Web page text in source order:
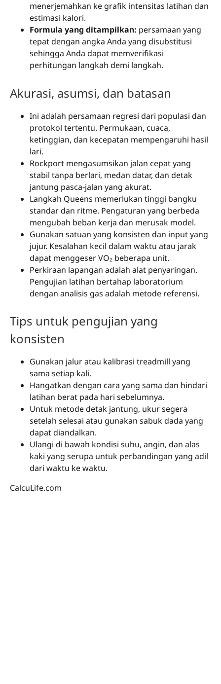
menerjemahkan ke grafik intensitas latihan dan
estimasi kalori.
Formula yang ditampilkan: persamaan yang
tepat dengan angka Anda yang disubstitusi
sehingga Anda dapat memverifikasi
perhitungan langkah demi langkah.
Akurasi, asumsi, dan batasan
Ini adalah persamaan regresi dari populasi dan
protokol tertentu. Permukaan, cuaca,
ketinggian, dan kecepatan mempengaruhi hasil
lari.
Rockport mengasumsikan jalan cepat yang
stabil tanpa berlari, medan datar, dan detak
jantung pasca-jalan yang akurat.
Langkah Queens memerlukan tinggi bangku
standar dan ritme. Pengaturan yang berbeda
mengubah beban kerja dan merusak model.
Gunakan satuan yang konsisten dan input yang
jujur. Kesalahan kecil dalam waktu atau jarak
dapat menggeser VO₂ beberapa unit.
Perkiraan lapangan adalah alat penyaringan.
Pengujian latihan bertahap laboratorium
dengan analisis gas adalah metode referensi.
Tips untuk pengujian yang
konsisten
Gunakan jalur atau kalibrasi treadmill yang
sama setiap kali.
Hangatkan dengan cara yang sama dan hindari
latihan berat pada hari sebelumnya.
Untuk metode detak jantung, ukur segera
setelah selesai atau gunakan sabuk dada yang
dapat diandalkan.
Ulangi di bawah kondisi suhu, angin, dan alas
kaki yang serupa untuk perbandingan yang adil
dari waktu ke waktu.
CalcuLife.com